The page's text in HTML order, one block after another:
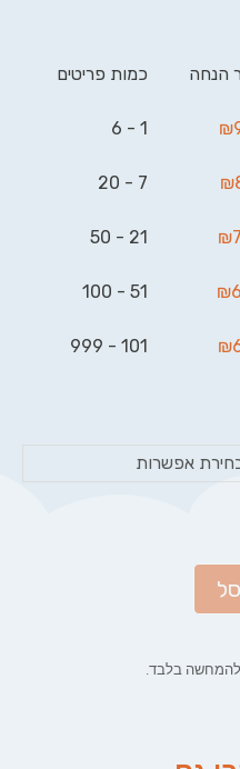
הנחה כמות פריטים
₪
1 - 6
₪
7 - 20
₪
21 - 50
₪
51 - 100
₪
101 - 999
אפשרות
להמחשה בלבד.